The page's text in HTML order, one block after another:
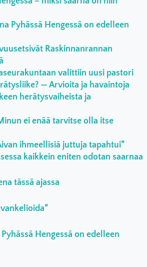
Pyhässä Hengessä on edelleen
Raskinnanrannan
valittiin uusi pastori
— Arvioita ja havaintoja
herätysvaiheista ja
ei enää tarvitse olla itse
ihmeellisiä juttuja tapahtui”
kaikkein eniten odotan saarnaa
tässä ajassa
Hengessä on edelleen